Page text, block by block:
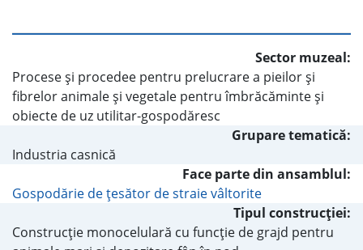
Sector muzeal:
Procese şi procedee pentru prelucrare a pieilor şi
fibrelor animale şi vegetale pentru îmbrăcăminte şi
obiecte de uz utilitar-gospodăresc
Grupare tematică:
Industria casnică
Face parte din ansamblul:
Gospodărie de ţesător de straie vâltorite
Tipul construcţiei:
Construcţie monocelulară cu funcţie de grajd pentru